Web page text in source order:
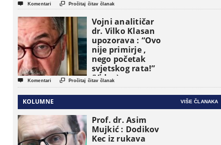
 Komentari  Pročitaj čitav članak
Vojni analitičar
dr. Vilko Klasan
upozorava : “Ovo
nije primirje ,
nego početak
svjetskog rata!”
(Video)
 Komentari  Pročitaj čitav članak
KOLUMNE VIŠE ČLANAKA
Prof. dr. Asim
Mujkić : Dodikov
Kec iz rukava